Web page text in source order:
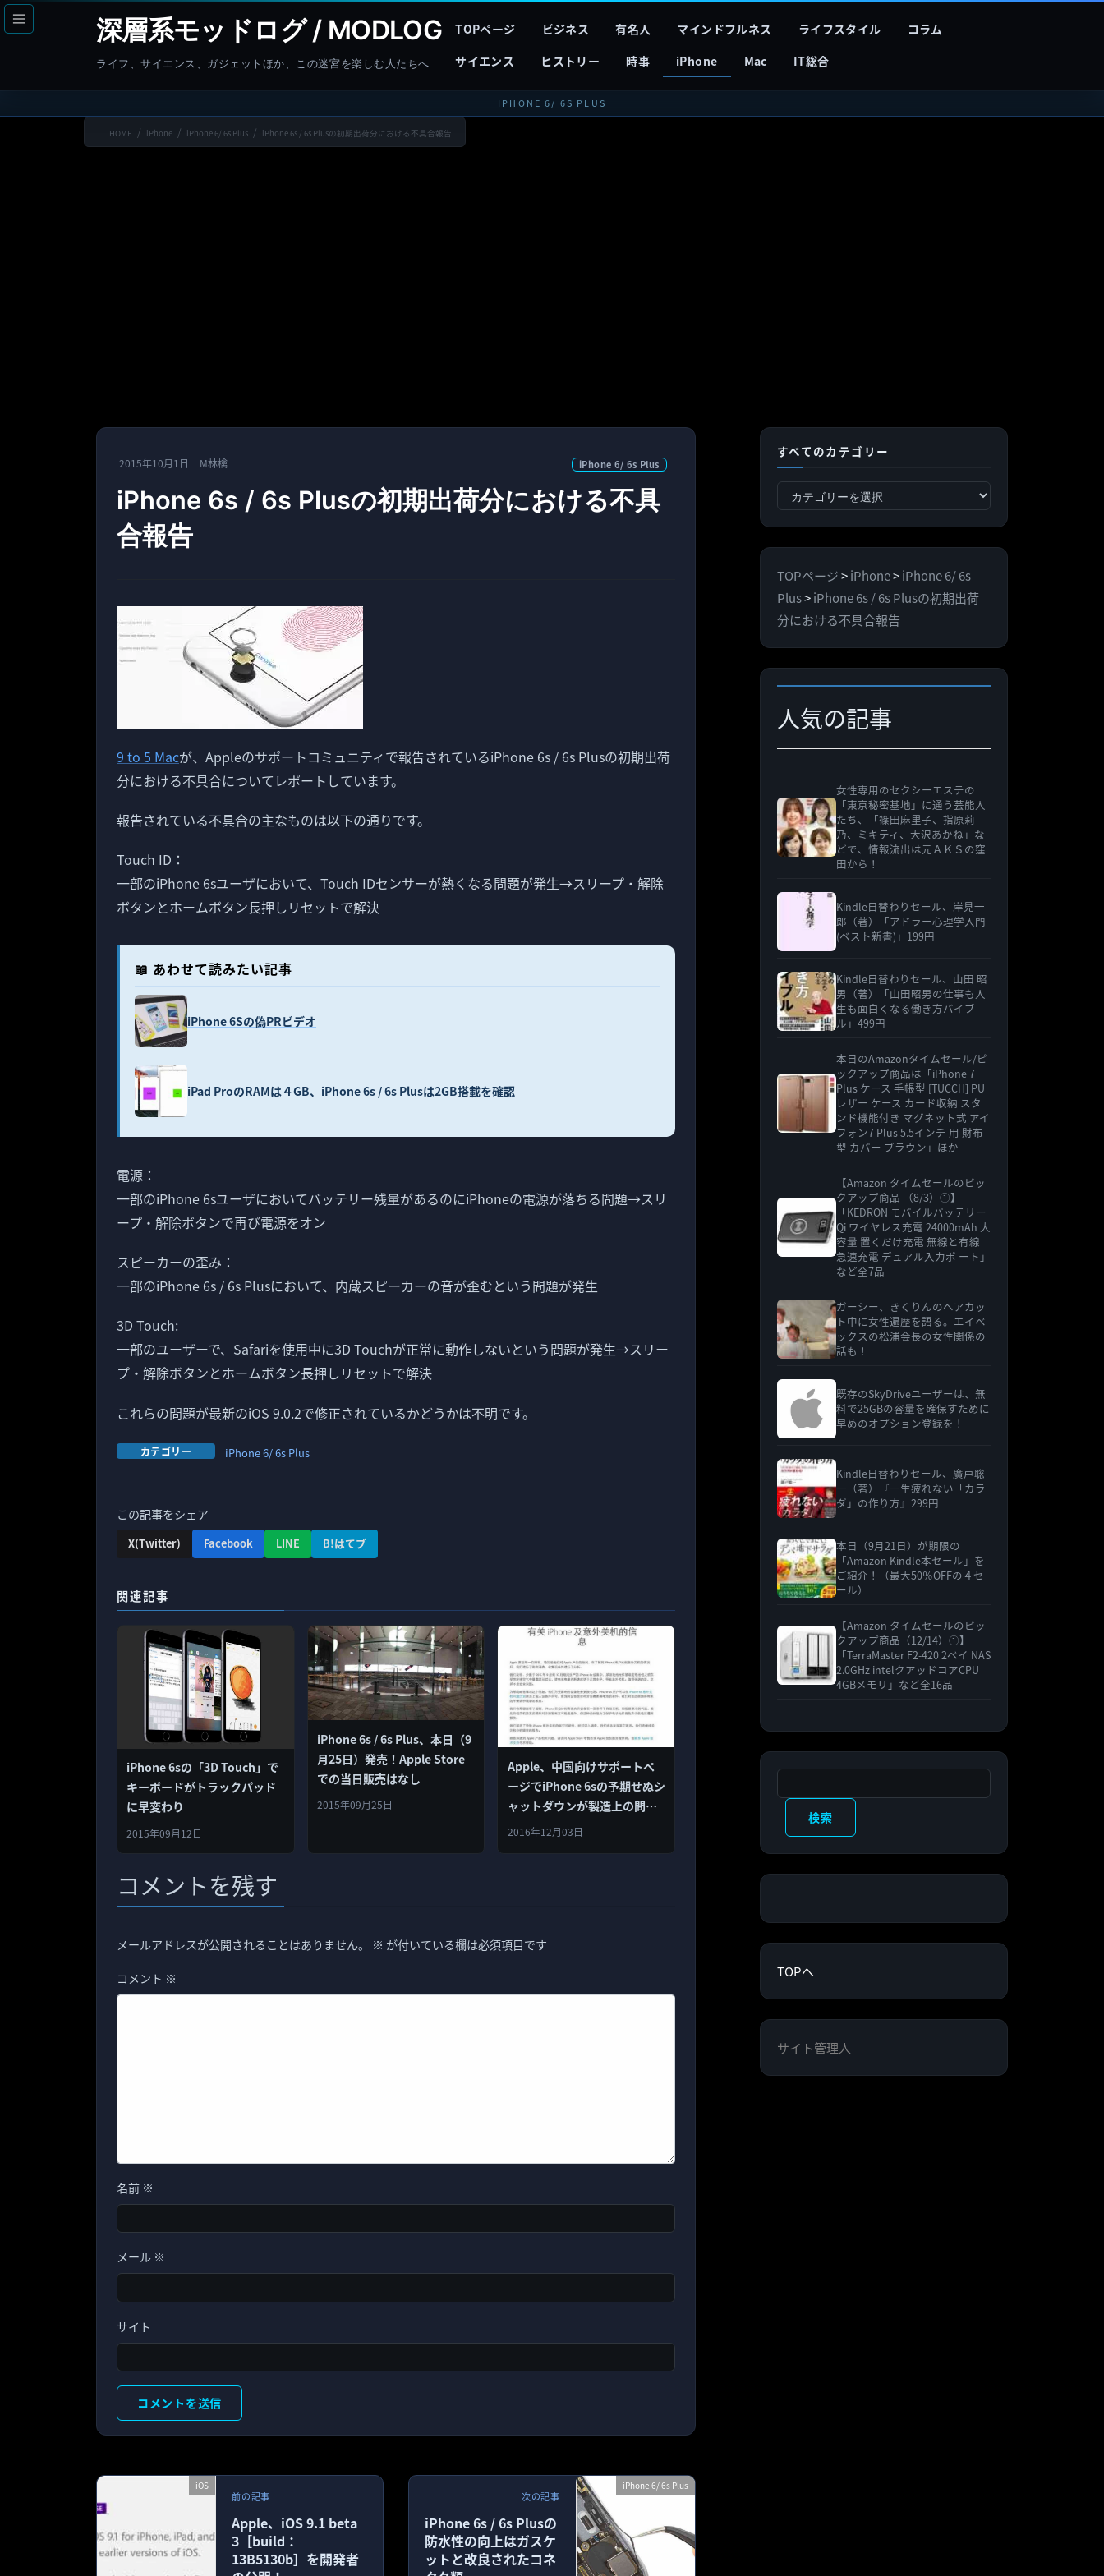
コ
ン
へ
ナ
ビ
ョ
深層系モッドログ / MODLOG
ライフ、サイエンス、ガジェットほか、この迷宮を楽しむ人たちへ
TOPページ ビジネス 有名人 マインドフルネス ライフスタイル
コラム
サイエンス
ヒストリー 時事 iPhone Mac IT総合
IPHONE 6/ 6S PLUS
HOME iPhone iPhone 6/ 6s Plus iPhone 6s / 6s Plusの初期出荷分における不具合報告
2015年10月1日 M林檎 iPhone 6/ 6s Plus
iPhone 6s / 6s Plusの初期出荷分における不具
合報告
9 to 5 Macが、Appleのサポートコミュニティで報告されているiPhone 6s / 6s Plusの初期出荷
分における不具合についてレポートしています。
報告されている不具合の主なものは以下の通りです。
Touch ID：
一部のiPhone 6sユーザにおいて、Touch IDセンサーが熱くなる問題が発生→スリープ・解除
ボタンとホームボタン長押しリセットで解決
📖 あわせて読みたい記事
iPhone 6Sの偽PRビデオ
iPad ProのRAMは４GB、iPhone 6s / 6s Plusは2GB搭載を確認
電源：
一部のiPhone 6sユーザにおいてバッテリー残量があるのにiPhoneの電源が落ちる問題→スリ
ープ・解除ボタンで再び電源をオン
スピーカーの歪み：
一部のiPhone 6s / 6s Plusにおいて、内蔵スピーカーの音が歪むという問題が発生
3D Touch:
一部のユーザーで、Safariを使用中に3D Touchが正常に動作しないという問題が発生→スリー
プ・解除ボタンとホームボタン長押しリセットで解決
これらの問題が最新のiOS 9.0.2で修正されているかどうかは不明です。
カテゴリー iPhone 6/ 6s Plus
この記事をシェア
X(Twitter) Facebook LINE B!はてブ
関連記事
iPhone 6sの「3D Touch」で
キーボードがトラックパッド
に早変わり
2015年09月12日
iPhone 6s / 6s Plus、本日（9
月25日）発売！Apple Store
での当日販売はなし
2015年09月25日
Apple、中国向けサポートペ
ージでiPhone 6sの予期せぬシ
ャットダウンが製造上の問題
であることを説明
2016年12月03日
コメントを残す
メールアドレスが公開されることはありません。 ※ が付いている欄は必須項目です
コメント ※
名前 ※
メール ※
サイト
iOS
前の記事
Apple、iOS 9.1 beta
3［build：
13B5130b］を開発者
iPhone 6/ 6s Plus
次の記事
iPhone 6s / 6s Plusの
防水性の向上はガスケ
ットと改良されたコネ
すべてのカテゴリー
べ
カ
テ
ゴ
リ
ー
TOPページ>iPhone>iPhone 6/ 6s
Plus>iPhone 6s / 6s Plusの初期出荷
分における不具合報告
人気の記事
女性専用のセクシーエステの
「東京秘密基地」に通う芸能人
たち、「篠田麻里子、指原莉
乃、ミキティ、大沢あかね」な
どで、情報流出は元ＡＫＳの窪
田から！
Kindle日替わりセール、岸見一
郎（著）「アドラー心理学入門
(ベスト新書)」199円
Kindle日替わりセール、山田 昭
男（著）「山田昭男の仕事も人
生も面白くなる働き方バイブ
ル」499円
本日のAmazonタイムセール/ピ
ックアップ商品は「iPhone 7
Plus ケース 手帳型 [TUCCH] PU
レザー ケース カード収納 スタ
ンド機能付き マグネット式 アイ
フォン7 Plus 5.5インチ 用 財布
型 カバー ブラウン」ほか
【Amazon タイムセールのピッ
クアップ商品 （8/3）①】
「KEDRON モバイルバッテリー
Qi ワイヤレス充電 24000mAh 大
容量 置くだけ充電 無線と有線
急速充電 デュアル入力ポ ート」
など全7品
ガーシー、きくりんのヘアカッ
ト中に女性遍歴を語る。エイベ
ックスの松浦会長の女性関係の
話も！
既存のSkyDriveユーザーは、無
料で25GBの容量を確保すために
早めのオプション登録を！
Kindle日替わりセール、廣戸聡
一（著）『一生疲れない「カラ
ダ」の作り方』299円
本日（9月21日）が期限の
「Amazon Kindle本セール」を
ご紹介！（最大50％OFFの４セ
ール）
【Amazon タイムセールのピッ
クアップ商品（12/14）①】
「TerraMaster F2-420 2ベイ NAS
2.0GHz intelクアッドコアCPU
4GBメモリ」など全16品
検索
TOPへ
サイト管理人